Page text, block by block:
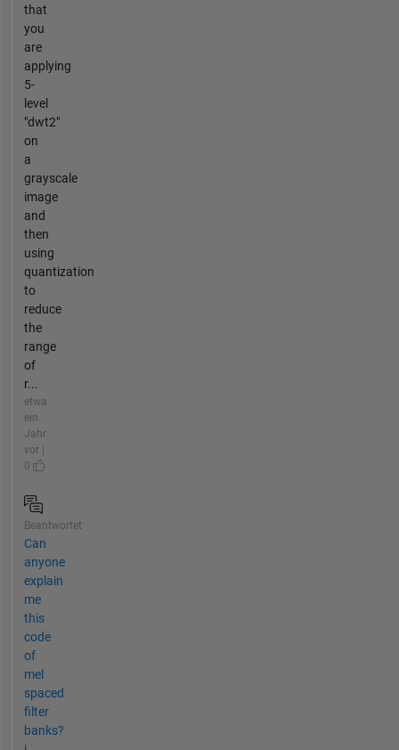
that
you
are
applying
5-
level
"dwt2"
on
a
grayscale
image
and
then
using
quantization
to
reduce
the
range
of
r...
etwa
ein
Jahr
vor |
0
Beantwortet
Can
anyone
explain
me
this
code
of
mel
spaced
filter
banks?